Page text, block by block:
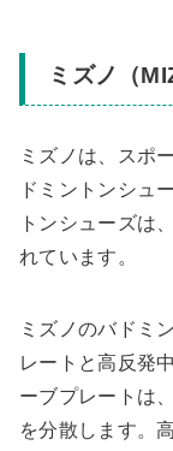
ミズノ（
ミズノは、スポ
ドミントンシュ
トンシューズは
れています。
ミズノのバドミ
レートと高反発
ーブプレートは
を分散します。